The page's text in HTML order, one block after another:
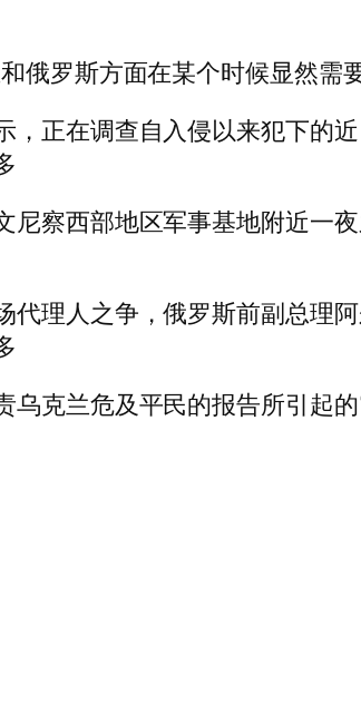
俄罗斯方面在某个时候显然需
正在调查自入侵以来犯下的
察西部地区军事基地附近一
理人之争，俄罗斯前副总理
克兰危及平民的报告所引起